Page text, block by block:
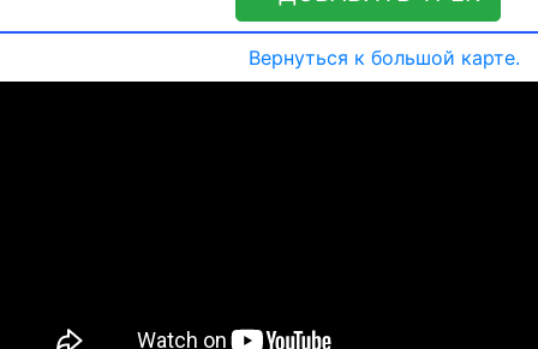
Вернуться к большой карте.